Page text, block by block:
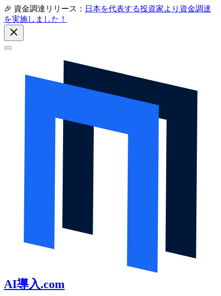
🎉 資金調達リリース： 日本を代表する投資家より資金調達
を実施しました！
AI導入.com